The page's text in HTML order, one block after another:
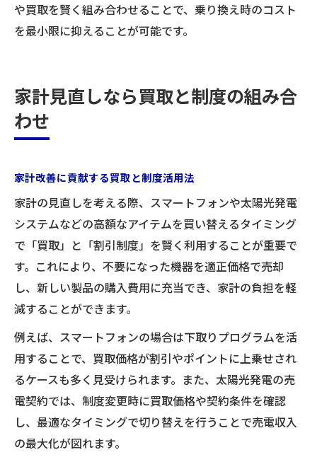
や買取を賢く組み合わせることで、乗り換え時のコスト
を最小限に抑えることが可能です。
家計見直しなら買取と制度の組み合
わせ
家計改善に貢献する買取と制度活用法
家計の見直しを考える際、スマートフォンや太陽光発電
システムなどの高額なアイテムを買い替えるタイミング
で「買取」と「割引制度」を賢く利用することが重要で
す。これにより、不要になった機器を適正価格で売却
し、新しい製品の購入費用に充当でき、家計の負担を軽
減することができます。
例えば、スマートフォンの場合は下取りプログラムを活
用することで、買取価格が割引やポイントに上乗せされ
るケースも多く見受けられます。また、太陽光発電の売
電契約では、制度変更時に買取価格や契約条件を確認
し、最適なタイミングで切り替えを行うことで売電収入
の最大化が図れます。